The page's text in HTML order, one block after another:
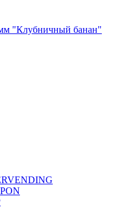
"Клубничный банан"